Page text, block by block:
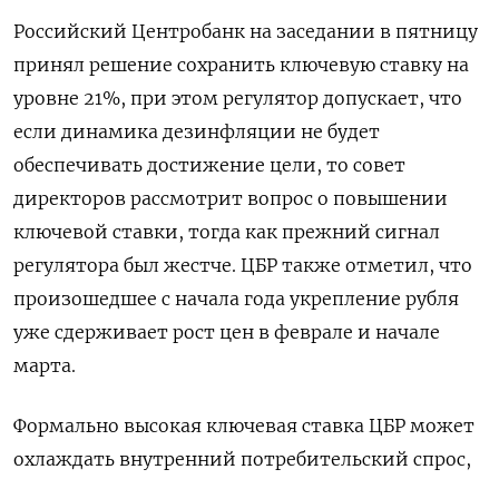
Российский Центробанк на заседании в пятницу
принял решение сохранить ключевую ставку на
уровне 21%, при этом регулятор допускает, что
если динамика дезинфляции не будет
обеспечивать достижение цели, то совет
директоров рассмотрит вопрос о повышении
ключевой ставки, тогда как прежний сигнал
регулятора был жестче. ЦБР также отметил, что
произошедшее с начала года укрепление рубля
уже сдерживает рост цен в феврале и начале
марта.
Формально высокая ключевая ставка ЦБР может
охлаждать внутренний потребительский спрос,